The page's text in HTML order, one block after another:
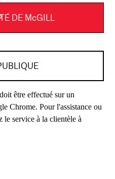
DE McGILL
être effectué sur un
Chrome. Pour l'assistance ou
le service à la clientèle à